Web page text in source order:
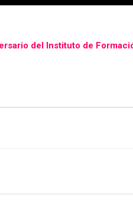
del Instituto de